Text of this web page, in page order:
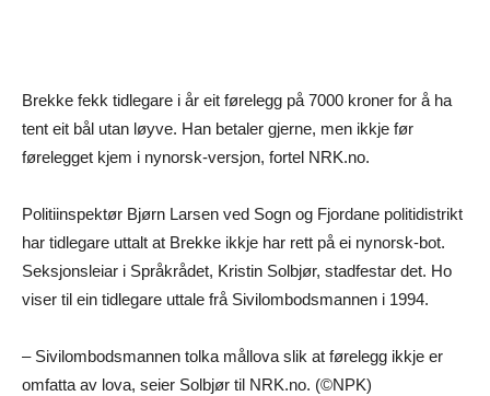
Brekke fekk tidlegare i år eit førelegg på 7000 kroner for å ha
tent eit bål utan løyve. Han betaler gjerne, men ikkje før
førelegget kjem i nynorsk-versjon, fortel NRK.no.
Politiinspektør Bjørn Larsen ved Sogn og Fjordane politidistrikt
har tidlegare uttalt at Brekke ikkje har rett på ei nynorsk-bot.
Seksjonsleiar i Språkrådet, Kristin Solbjør, stadfestar det. Ho
viser til ein tidlegare uttale frå Sivilombodsmannen i 1994.
– Sivilombodsmannen tolka mållova slik at førelegg ikkje er
omfatta av lova, seier Solbjør til NRK.no. (©NPK)